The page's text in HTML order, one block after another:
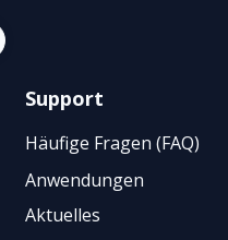
Support
Häufige Fragen (FAQ)
Aktuelles
Anwendungen